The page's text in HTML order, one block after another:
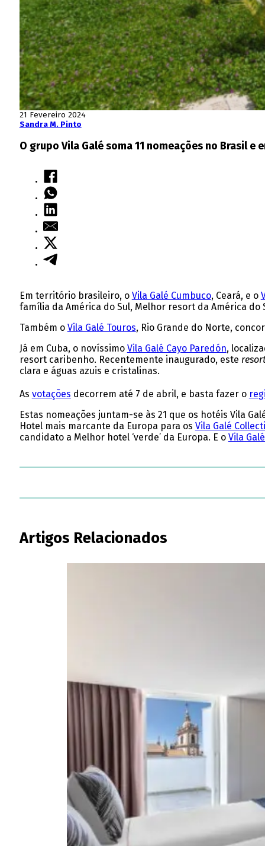
21 Fevereiro 2024
Sandra M. Pinto
O grupo Vila Galé soma 11 nomeações no Brasil
Em território brasileiro, o Vila Galé Cumbuco, Ceará, e o
família da América do Sul, Melhor resort da América do
Também o Vila Galé Touros, Rio Grande do Norte,
Já em Cuba, o novíssimo Vila Galé Cayo Paredón,
resort caribenho. Recentemente inaugurado, este
clara e águas azuis e cristalinas.
As votações decorrem até 7 de abril, e basta fazer o
Estas nomeações juntam-se às 21 que os hotéis Vila
Hotel mais marcante da Europa para os Vila Galé
candidato a Melhor hotel ‘verde’ da Europa. E o Vila
Artigos Relacionados